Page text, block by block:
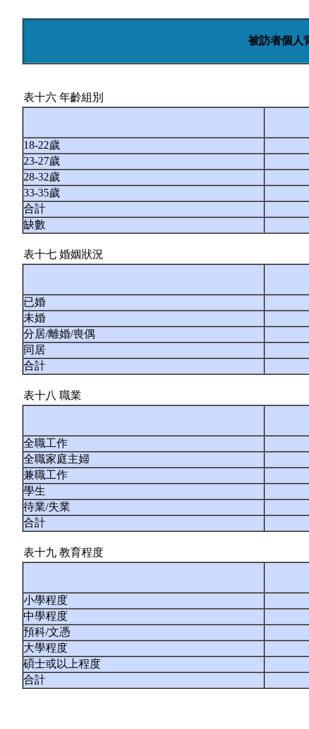
被訪者個人
表十六 年齡組別
18-22歲
23-27歲
28-32歲
33-35歲
合計
缺數
表十七 婚姻狀況
已婚
未婚
分居/離婚/喪偶
同居
合計
表十八 職業
全職工作
全職家庭主婦
兼職工作
學生
待業/失業
合計
表十九 教育程度
小學程度
中學程度
預科/文憑
大學程度
碩士或以上程度
合計